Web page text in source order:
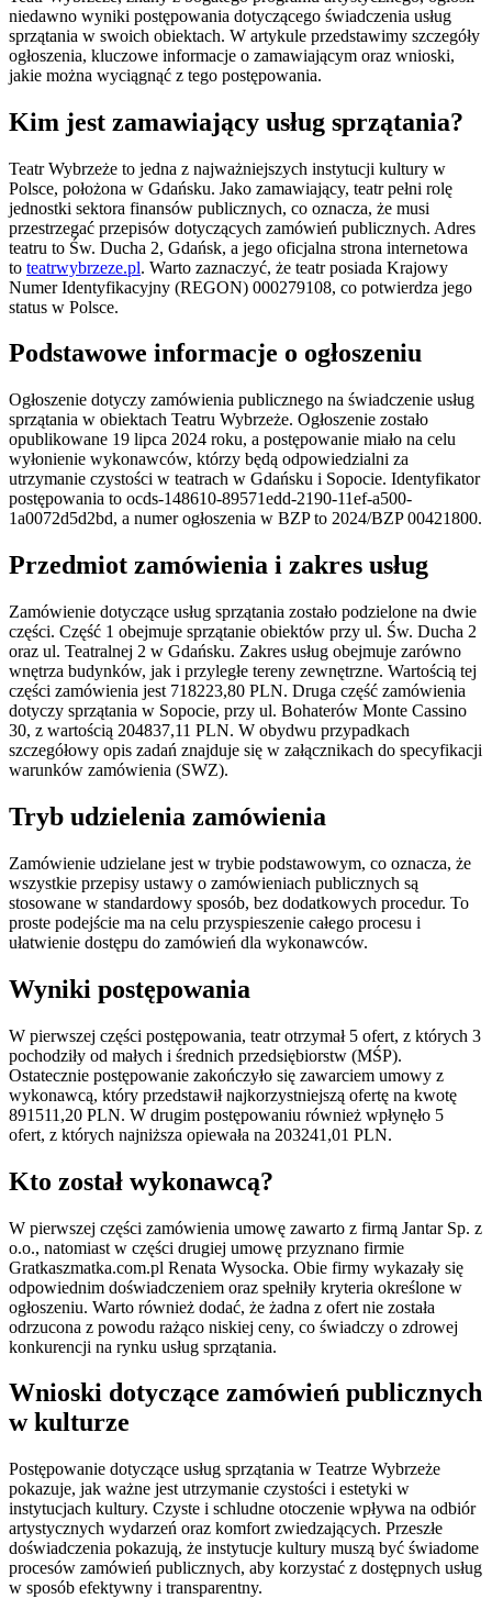
niedawno wyniki postępowania dotyczącego świadczenia usług
sprzątania w swoich obiektach. W artykule przedstawimy szczegóły
ogłoszenia, kluczowe informacje o zamawiającym oraz wnioski,
jakie można wyciągnąć z tego postępowania.
Kim jest zamawiający usług sprzątania?
Teatr Wybrzeże to jedna z najważniejszych instytucji kultury w
Polsce, położona w Gdańsku. Jako zamawiający, teatr pełni rolę
jednostki sektora finansów publicznych, co oznacza, że musi
przestrzegać przepisów dotyczących zamówień publicznych. Adres
teatru to Św. Ducha 2, Gdańsk, a jego oficjalna strona internetowa
to teatrwybrzeze.pl. Warto zaznaczyć, że teatr posiada Krajowy
Numer Identyfikacyjny (REGON) 000279108, co potwierdza jego
status w Polsce.
Podstawowe informacje o ogłoszeniu
Ogłoszenie dotyczy zamówienia publicznego na świadczenie usług
sprzątania w obiektach Teatru Wybrzeże. Ogłoszenie zostało
opublikowane 19 lipca 2024 roku, a postępowanie miało na celu
wyłonienie wykonawców, którzy będą odpowiedzialni za
utrzymanie czystości w teatrach w Gdańsku i Sopocie. Identyfikator
postępowania to ocds-148610-89571edd-2190-11ef-a500-
1a0072d5d2bd, a numer ogłoszenia w BZP to 2024/BZP 00421800.
Przedmiot zamówienia i zakres usług
Zamówienie dotyczące usług sprzątania zostało podzielone na dwie
części. Część 1 obejmuje sprzątanie obiektów przy ul. Św. Ducha 2
oraz ul. Teatralnej 2 w Gdańsku. Zakres usług obejmuje zarówno
wnętrza budynków, jak i przyległe tereny zewnętrzne. Wartością tej
części zamówienia jest 718223,80 PLN. Druga część zamówienia
dotyczy sprzątania w Sopocie, przy ul. Bohaterów Monte Cassino
30, z wartością 204837,11 PLN. W obydwu przypadkach
szczegółowy opis zadań znajduje się w załącznikach do specyfikacji
warunków zamówienia (SWZ).
Tryb udzielenia zamówienia
Zamówienie udzielane jest w trybie podstawowym, co oznacza, że
wszystkie przepisy ustawy o zamówieniach publicznych są
stosowane w standardowy sposób, bez dodatkowych procedur. To
proste podejście ma na celu przyspieszenie całego procesu i
ułatwienie dostępu do zamówień dla wykonawców.
Wyniki postępowania
W pierwszej części postępowania, teatr otrzymał 5 ofert, z których 3
pochodziły od małych i średnich przedsiębiorstw (MŚP).
Ostatecznie postępowanie zakończyło się zawarciem umowy z
wykonawcą, który przedstawił najkorzystniejszą ofertę na kwotę
891511,20 PLN. W drugim postępowaniu również wpłynęło 5
ofert, z których najniższa opiewała na 203241,01 PLN.
Kto został wykonawcą?
W pierwszej części zamówienia umowę zawarto z firmą Jantar Sp. z
o.o., natomiast w części drugiej umowę przyznano firmie
Gratkaszmatka.com.pl Renata Wysocka. Obie firmy wykazały się
odpowiednim doświadczeniem oraz spełniły kryteria określone w
ogłoszeniu. Warto również dodać, że żadna z ofert nie została
odrzucona z powodu rażąco niskiej ceny, co świadczy o zdrowej
konkurencji na rynku usług sprzątania.
Wnioski dotyczące zamówień publicznych
w kulturze
Postępowanie dotyczące usług sprzątania w Teatrze Wybrzeże
pokazuje, jak ważne jest utrzymanie czystości i estetyki w
instytucjach kultury. Czyste i schludne otoczenie wpływa na odbiór
artystycznych wydarzeń oraz komfort zwiedzających. Przeszłe
doświadczenia pokazują, że instytucje kultury muszą być świadome
procesów zamówień publicznych, aby korzystać z dostępnych usług
w sposób efektywny i transparentny.